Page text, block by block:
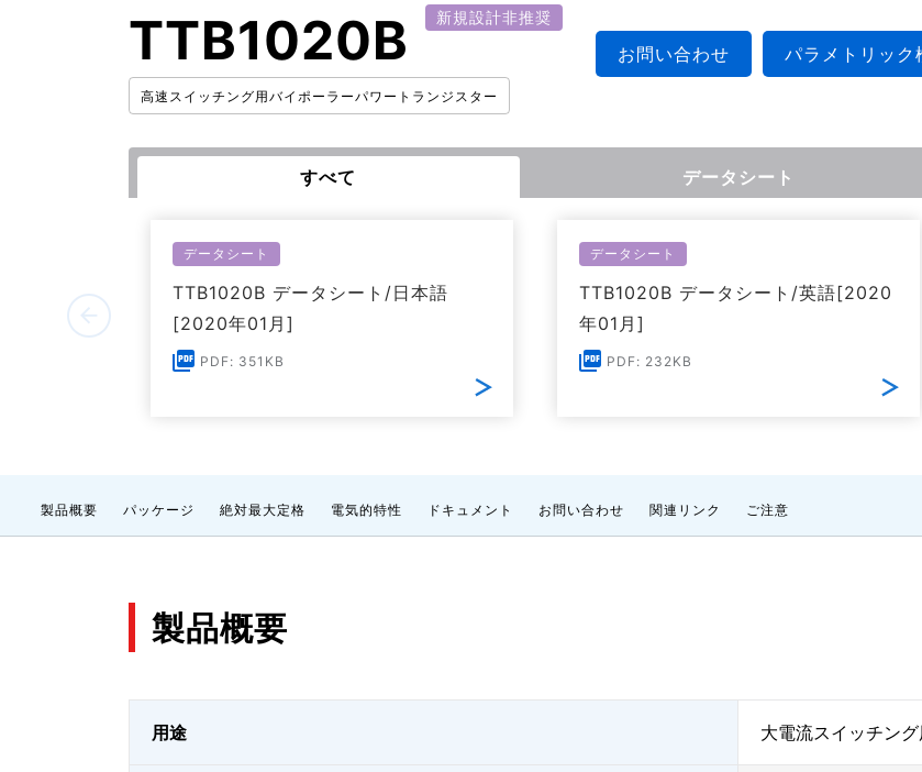
TTB1020B 新規設計非推奨
高速スイッチング用バイポーラーパワートランジスター
お問い合わせ パラメトリック
すべて データシート
データシート
TTB1020B データシート/日本語
[2020年01月]
PDF: 351KB
データシート
TTB1020B データシート/英語[2020
年01月]
PDF: 232KB
製品概要 パッケージ 絶対最大定格 電気的特性 ドキュメント お問い合わせ 関連リンク ご注意
製品概要
用途 大電流スイッチング